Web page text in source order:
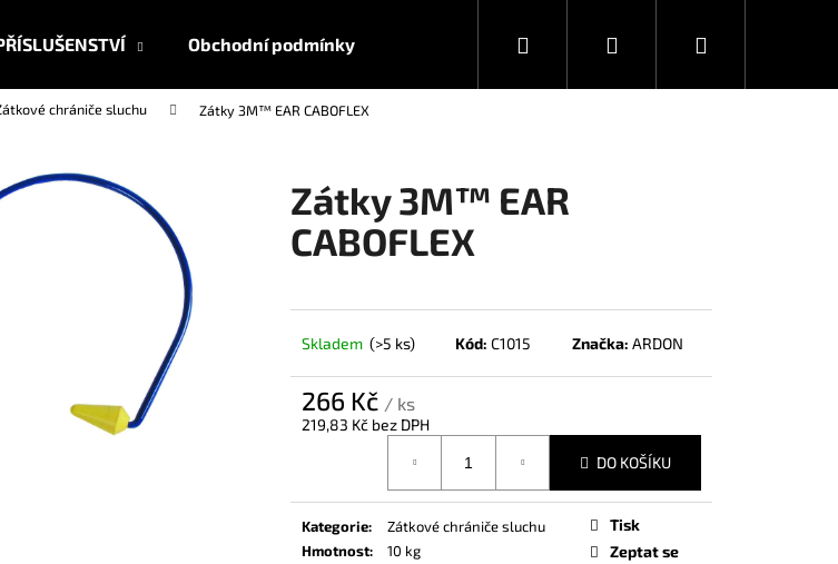
Obchodní podmínky Hledat PřihlášeníNákupní
chrániče sluchu Zátky 3M™ EAR CABOFLEX
Zátky 3M™ EAR
CABOFLEX
Skladem (>5 ks) Kód: C1015 Značka: ARDON
266 Kč / ks
219,83 Kč bez DPH
DO KOŠÍKU
Kategorie:
Zátkové chrániče sluchu
Hmotnost:
10 kg
Tisk
Zeptat se
najít?
HLEDAT